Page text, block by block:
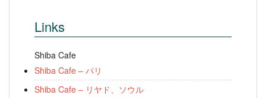
Links
Shiba Cafe
Shiba Cafe – パリ
Shiba Cafe – リヤド、ソウル